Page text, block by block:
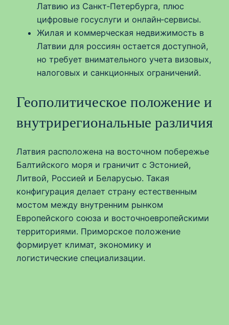
Латвию из Санкт‑Петербурга, плюс
цифровые госуслуги и онлайн‑сервисы.
Жилая и коммерческая недвижимость в
Латвии для россиян остается доступной,
но требует внимательного учета визовых,
налоговых и санкционных ограничений.
Геополитическое положение и
внутрирегиональные различия
Латвия расположена на восточном побережье
Балтийского моря и граничит с Эстонией,
Литвой, Россией и Беларусью. Такая
конфигурация делает страну естественным
мостом между внутренним рынком
Европейского союза и восточноевропейскими
территориями. Приморское положение
формирует климат, экономику и
логистические специализации.